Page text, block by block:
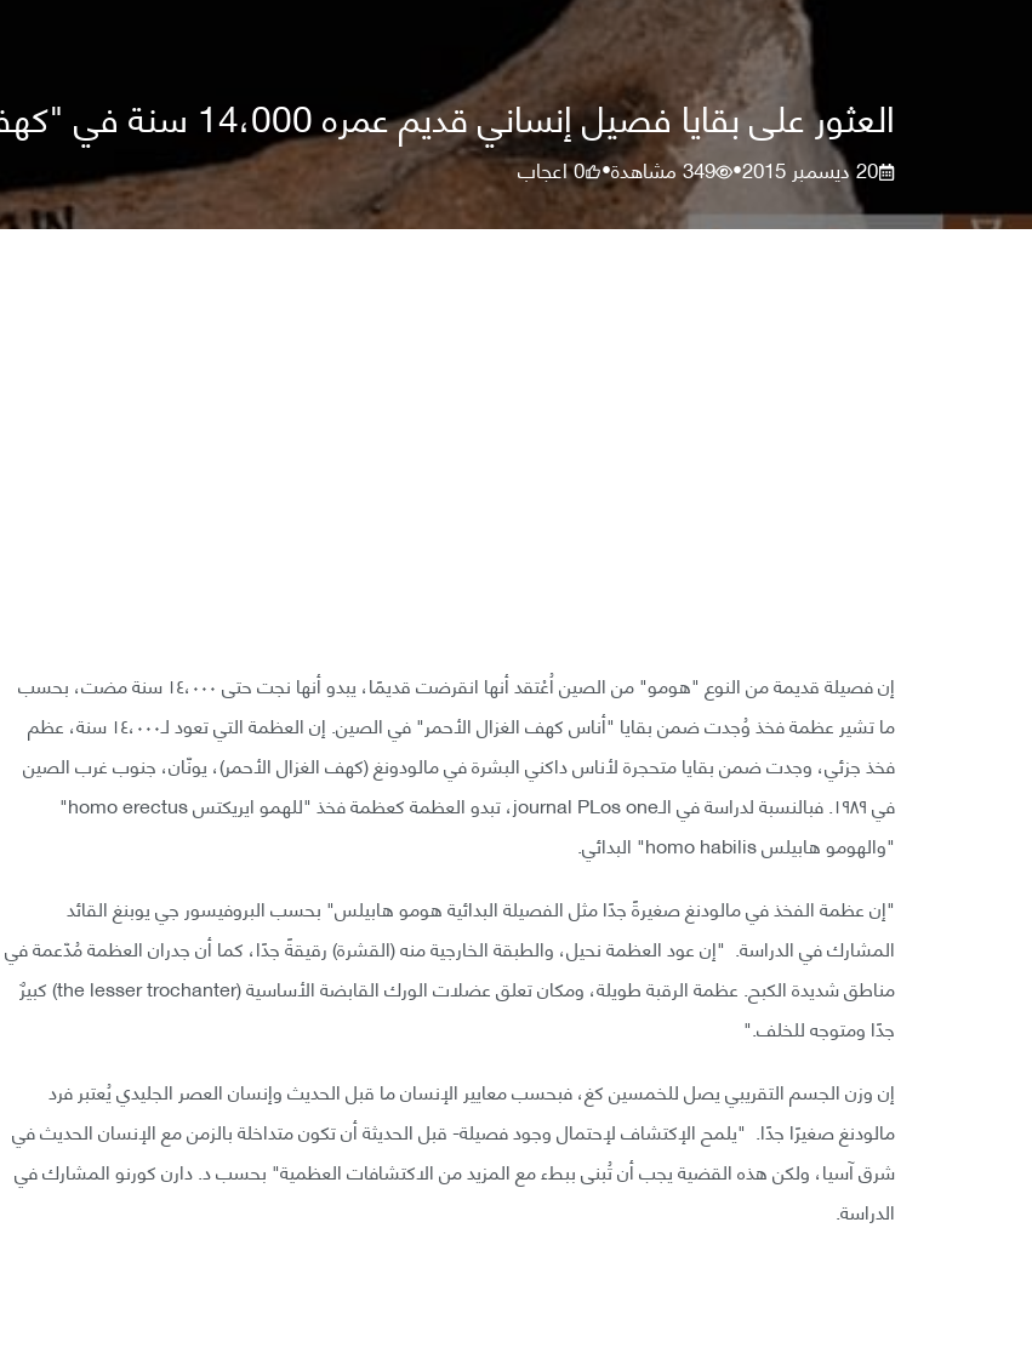
العثور على بقايا فصيل إنساني قديم عمره 14،000 سنة في "كهف الغزال الأحمر"
20 ديسمبر 2015 •
349مشاهدة•
0اعجاب
إن فصيلة قديمة من النوع "هومو" من الصين اُعْتقد أنها انقرضت قديمًا، يبدو أنها نجت حتى ١٤،٠٠٠ سنة مضت، بحسب
ما تشير عظمة فخذ وُجدت ضمن بقايا "أناس كهف الغزال الأحمر" في الصين. إن العظمة التي تعود لـ١٤،٠٠٠ سنة، عظم
فخذ جزئي، وجدت ضمن بقايا متحجرة لأناس داكني البشرة في مالودونغ (كهف الغزال الأحمر)، يونّان، جنوب غرب الصين
في ١٩٨٩. فبالنسبة لدراسة في الـjournal PLos one، تبدو العظمة كعظمة فخذ "للهمو ايريكتس homo erectus"
"والهومو هابيلس homo habilis" البدائي.
"إن عظمة الفخذ في مالودنغ صغيرةً جدًا مثل الفصيلة البدائية هومو هابيلس" بحسب البروفيسور جي يوبنغ القائد
المشارك في الدراسة. "إن عود العظمة نحيل، والطبقة الخارجية منه (القشرة) رقيقةً جدًا، كما أن جدران العظمة مُدّعمة في
مناطق شديدة الكبح. عظمة الرقبة طويلة، ومكان تعلق عضلات الورك القابضة الأساسية (the lesser trochanter) كبيرٌ
جدًا ومتوجه للخلف."
إن وزن الجسم التقريبي يصل للخمسين كغ، فبحسب معايير الإنسان ما قبل الحديث وإنسان العصر الجليدي يُعتبر فرد
مالودنغ صغيرًا جدًا. "يلمح الإكتشاف لإحتمال وجود فصيلة- قبل الحديثة أن تكون متداخلة بالزمن مع الإنسان الحديث في
شرق آسيا، ولكن هذه القضية يجب أن تُبنى ببطء مع المزيد من الاكتشافات العظمية" بحسب د. دارن كورنو المشارك في
الدراسة.